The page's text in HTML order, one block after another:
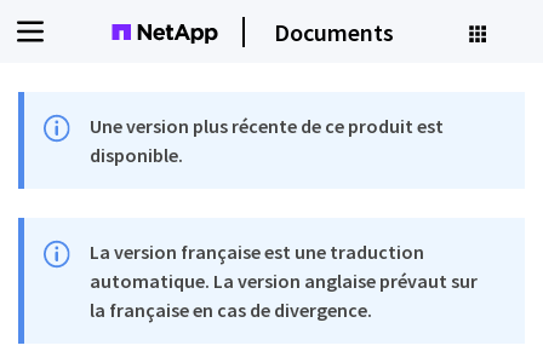
Documents
Une version plus récente de ce produit est
disponible.
La version française est une traduction
automatique. La version anglaise prévaut sur
la française en cas de divergence.